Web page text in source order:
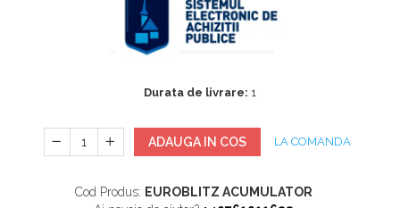
Sisteme De Avertizare
Durata de livrare: 1
ADAUGA IN COS LA COMANDA
Cod Produs: EUROBLITZ ACUMULATOR